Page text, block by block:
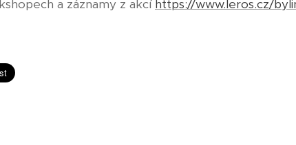
a záznamy z akcí https://www.leros.cz/